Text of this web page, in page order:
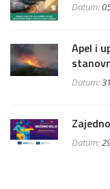
Datum:
Apel i
Datum:
Datum: